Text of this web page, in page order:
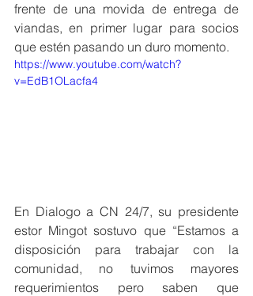
frente de una movida de entrega de
viandas, en primer lugar para socios
que estén pasando un duro momento.
https://www.youtube.com/watch?
v=EdB1OLacfa4
En Dialogo a CN 24/7, su presidente
estor Mingot sostuvo que “Estamos a
disposición para trabajar con la
comunidad, no tuvimos mayores
requerimientos pero saben que